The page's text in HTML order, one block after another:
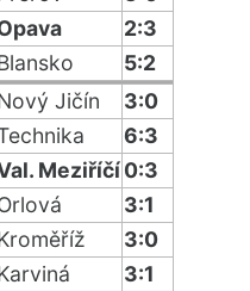
2:3
5:2
Jičín
3:0
6:3
Meziříčí0:3
3:1
3:0
3:1